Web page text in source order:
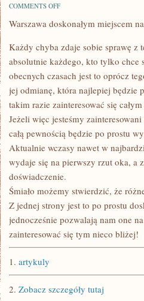
COMMENTS OFFON
DOSKONAŁYM
MIEJSCEM
RODZINNE
WYCIECZKI
Warszawa doskonałym miejscem
Każdy chyba zdaje sobie sprawę z
absolutnie każdego, kto tylko chce
obecnych czasach jest to oprócz
jej odmianę, która najlepiej będzie
takim razie zainteresować się
Jeżeli więc jesteśmy
całą pewnością będzie po prostu
Aktualnie wczasy nawet w
wydaje się na pierwszy rzut oka, a
doświadczenie.
Śmiało możemy stwierdzić, że
Z jednej strony jest to po prostu
jednocześnie pozwalają nam one
zainteresować się tym nieco bliżej!
1. artykuly
2. Zobacz szczegóły tutaj